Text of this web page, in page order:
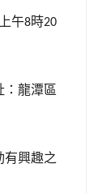
午8時20
：龍潭區
有興趣之